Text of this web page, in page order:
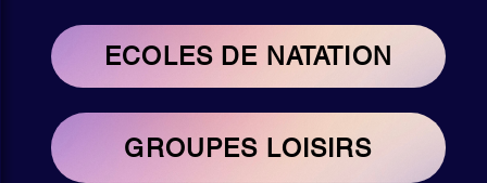
ECOLES DE NATATION
GROUPES LOISIRS